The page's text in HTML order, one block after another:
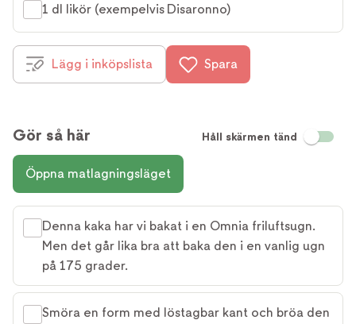
1 dl likör (exempelvis Disaronno)
Lägg i inköpslista Spara
Gör så här Håll skärmen tänd
Öppna matlagningsläget
Denna kaka har vi bakat i en Omnia friluftsugn.
Men det går lika bra att baka den i en vanlig ugn
på 175 grader.
Smöra en form med löstagbar kant och bröa den